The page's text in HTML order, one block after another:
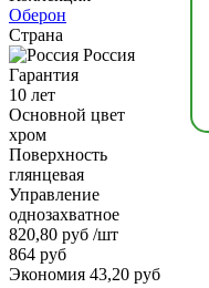
Оберон
Страна
Россия
Гарантия
10 лет
Основной цвет
хром
Поверхность
глянцевая
Управление
однозахватное
820,80 руб /шт
864 руб
Экономия 43,20 руб